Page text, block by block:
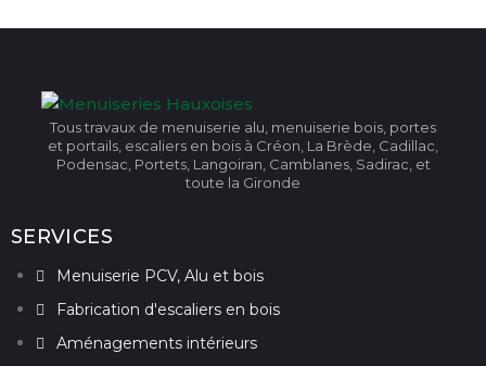
Tous travaux de menuiserie alu, menuiserie bois, portes
et portails, escaliers en bois à Créon, La Brède, Cadillac,
Podensac, Portets, Langoiran, Camblanes, Sadirac, et
toute la Gironde
SERVICES
Menuiserie PCV, Alu et bois
Fabrication d'escaliers en bois
Aménagements intérieurs